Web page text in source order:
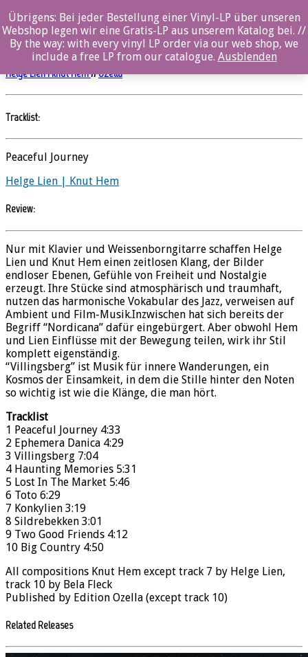
0%
Helge Lien | Knut Hem – Villingsberg
Helge Lien | Knut Hem//Ozella
Tracklist:
Peaceful Journey
Helge Lien | Knut Hem
Review:
Nur mit Klavier und Weissenborngitarre schaffen Helge
Lien und Knut Hem einen zeitlosen Klang, der Bilder
endloser Ebenen, Gefühle von Freiheit und Nostalgie
erzeugt. Ihre Stücke sind atmosphärisch und traumhaft,
nutzen das harmonische Vokabular des Jazz, verweisen auf
Ambient und Film-Musik.Inzwischen hat sich bereits der
Begriff “Nordicana” dafür eingebürgert. Aber obwohl Hem
und Lien Einflüsse mit der Bewegung teilen, wirk ihr Stil
komplett eigenständig.
“Villingsberg” ist Musik für innere Wanderungen, ein
Kosmos der Einsamkeit, in dem die Stille hinter den Noten
so wichtig ist wie die Klänge, die man hört.
Tracklist
1 Peaceful Journey 4:33
2 Ephemera Danica 4:29
3 Villingsberg 7:04
4 Haunting Memories 5:31
5 Lost In The Market 5:46
6 Toto 6:29
7 Konkylien 3:19
8 Sildrebekken 3:01
9 Two Good Friends 4:12
10 Big Country 4:50
All compositions Knut Hem except track 7 by Helge Lien,
track 10 by Bela Fleck
Published by Edition Ozella (except track 10)
Related Releases
Übrigens: Bei jeder Bestellung einer Vinyl-LP über unseren
Webshop legen wir eine Gratis-LP aus unserem Katalog bei. //
By the way: with every vinyl LP order via our web shop, we
include a free LP from our catalogue. Ausblenden